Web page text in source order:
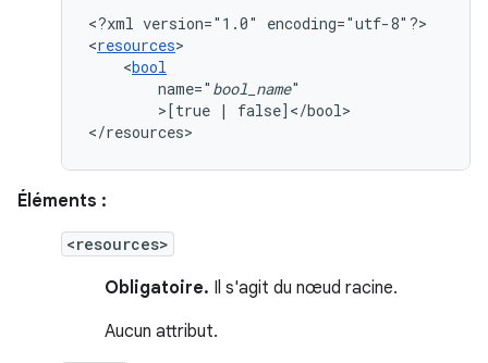
<?xml version="1.0"
encoding="utf-8"?>
<resources
<bool
name=" bool_name
>[true |
false]</bool>
</resources>
Éléments :
<resources>
Obligatoire. Il s'agit du nœud racine.
Aucun attribut.